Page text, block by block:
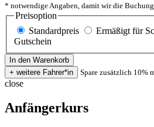
* notwendige Angaben, damit wir die
Preisoption
Standardpreis
Ermäßigt für
Gutschein
Spare zusätzlich 10%
close
Anfängerkurs